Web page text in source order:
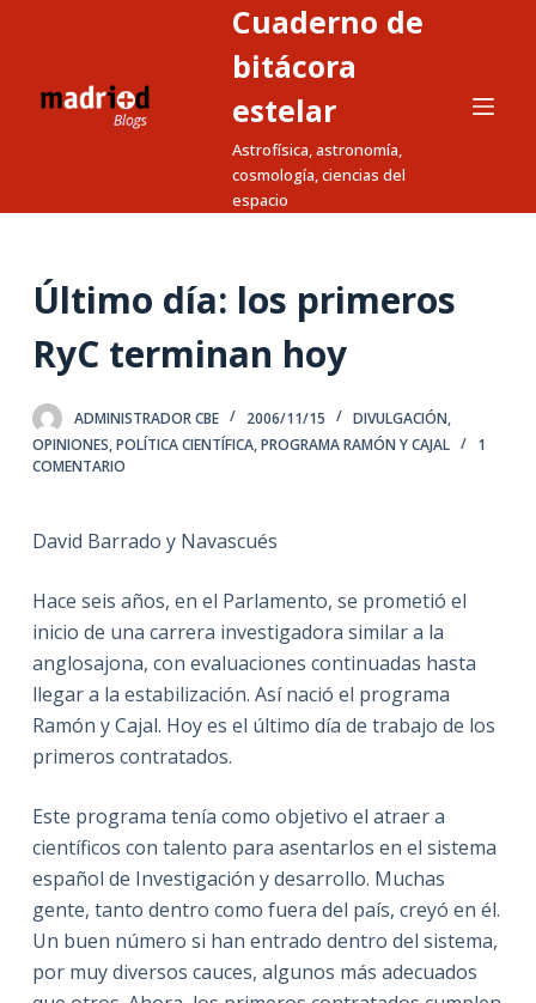
a
n
Cuaderno de
bitácora
estelar
Astrofísica, astronomía,
cosmología, ciencias del
espacio
Último día: los primeros
RyC terminan hoy
ADMINISTRADOR CBE 2006/11/15 DIVULGACIÓN,
OPINIONES,POLÍTICA CIENTÍFICA,PROGRAMA RAMÓN Y CAJAL
1
COMENTARIO
David Barrado y Navascués
Hace seis años, en el Parlamento, se prometió el
inicio de una carrera investigadora similar a la
anglosajona, con evaluaciones continuadas hasta
llegar a la estabilización. Así nació el programa
Ramón y Cajal. Hoy es el último día de trabajo de los
primeros contratados.
Este programa tenía como objetivo el atraer a
científicos con talento para asentarlos en el sistema
español de Investigación y desarrollo. Muchas
gente, tanto dentro como fuera del país, creyó en él.
Un buen número si han entrado dentro del sistema,
por muy diversos cauces, algunos más adecuados